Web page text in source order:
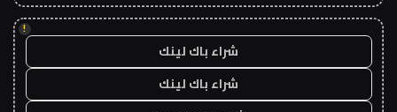
!
شراء باك لينك
شراء باك لينك